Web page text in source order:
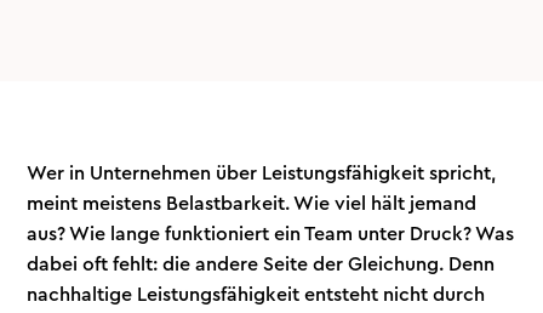
Wer in Unternehmen über Leistungsfähigkeit spricht,
meint meistens Belastbarkeit. Wie viel hält jemand
aus? Wie lange funktioniert ein Team unter Druck? Was
dabei oft fehlt: die andere Seite der Gleichung. Denn
nachhaltige Leistungsfähigkeit entsteht nicht durch